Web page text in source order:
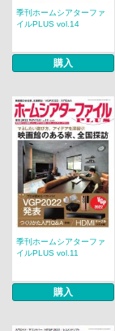
季刊ホームシアターファ
イルPLUS vol.14
購入
季刊ホームシアターファ
イルPLUS vol.11
購入